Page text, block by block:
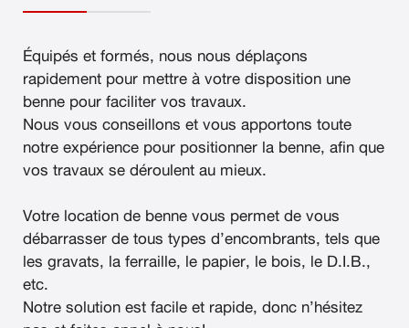
Équipés et formés, nous nous déplaçons
rapidement pour mettre à votre disposition une
benne pour faciliter vos travaux.
Nous vous conseillons et vous apportons toute
notre expérience pour positionner la benne, afin que
vos travaux se déroulent au mieux.
Votre location de benne vous permet de vous
débarrasser de tous types d’encombrants, tels que
les gravats, la ferraille, le papier, le bois, le D.I.B.,
etc.
Notre solution est facile et rapide, donc n’hésitez